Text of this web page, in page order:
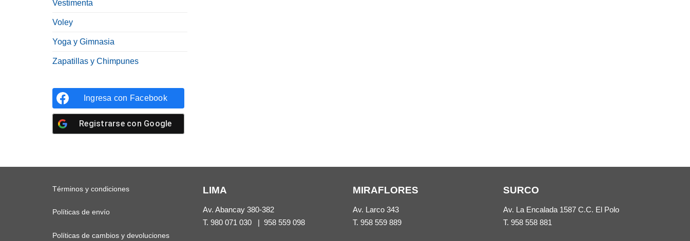
Vestimenta
Voley
Yoga y Gimnasia
Zapatillas y Chimpunes
Ingresa con Facebook
Registrarse con Google
Términos y condiciones
Políticas de envío
Políticas de cambios y devoluciones
LIMA
Av. Abancay 380-382
T. 980 071 030| 958 559 098
MIRAFLORES
Av. Larco 343
T. 958 559 889
SURCO
Av. La Encalada 1587 C.C. El Polo
T. 958 558 881